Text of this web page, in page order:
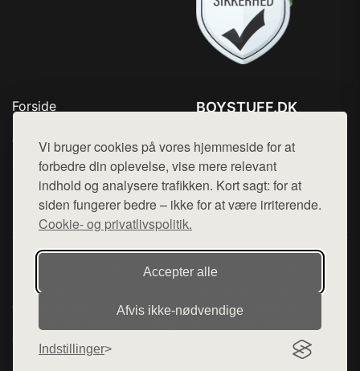
Vi bruger cookies på vores hjemmeside for at
forbedre din oplevelse, vise mere relevant
indhold og analysere trafikken. Kort sagt: for at
siden fungerer bedre – ikke for at være irriterende.
Cookie- og privatlivspolitik.
Accepter alle
Afvis ikke‑nødvendige
Indstillinger
Forside
Top Rabatter
Kontakt
BOYSTUFF.DK
Mail: hej@want.dk
Cookie- og privatlivspolitik
Denne side er en del af want.dk, der udgiver en række
hjemmesider med præsentation af forskellige produkter fra
diverse webshops. Der sælges ikke varer fra denne side - vi
varerne på lager.